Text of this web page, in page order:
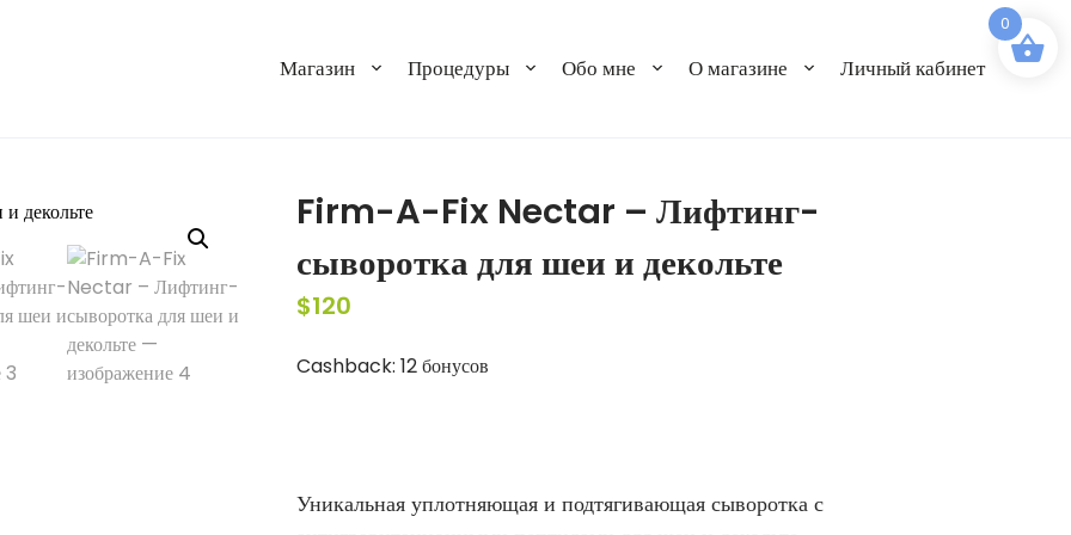
Магазин Процедуры Обо мне О магазине Личный кабинет
Firm-A-Fix Nectar – Лифтинг-
сыворотка для шеи и декольте
$120
Cashback: 12 бонусов
Уникальная уплотняющая и подтягивающая сыворотка с
0